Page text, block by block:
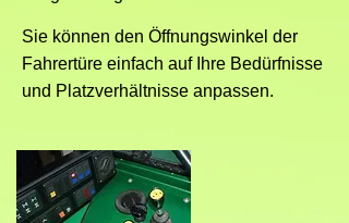
Sie können den Öffnungswinkel der
Fahrertüre einfach auf Ihre Bedürfnisse
und Platzverhältnisse anpassen.